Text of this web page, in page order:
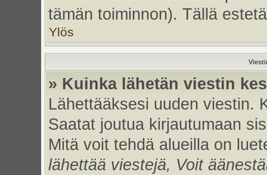
tämän toiminnon). Tällä
Ylös
» Kuinka lähetän viestin
Lähettääksesi uuden viestin.
Saatat joutua kirjautumaan
Mitä voit tehdä alueilla on
lähettää viestejä, Voit